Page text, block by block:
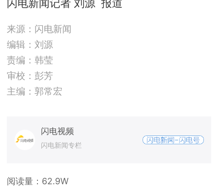
闪电新闻记者 刘源 报道
来源：闪电新闻
编辑：刘源
责编：韩莹
审校：彭芳
主编：郭常宏
闪电视频
闪电新闻专栏
阅读量： 62.9W